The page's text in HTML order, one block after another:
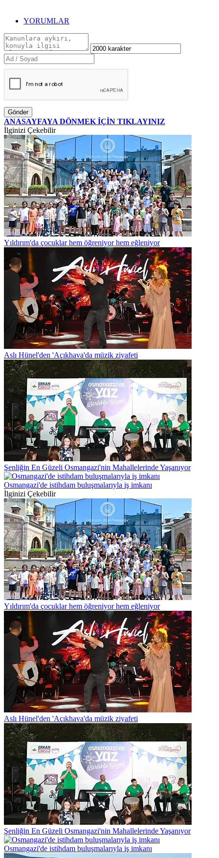
YORUMLAR
Gönder
ANASAYFAYA DÖNMEK İÇİN TIKLAYINIZ
İlginizi Çekebilir
Yıldırım'da çocuklar hem öğreniyor hem eğleniyor
Aslı Hünel'den 'Açıkhava'da müzik ziyafeti
Şenliğin En Güzeli Osmangazi'nin Mahallelerinde Yaşanıyor
Osmangazi'de istihdam buluşmalarıyla iş imkanı
İlginizi Çekebilir
Yıldırım'da çocuklar hem öğreniyor hem eğleniyor
Aslı Hünel'den 'Açıkhava'da müzik ziyafeti
Şenliğin En Güzeli Osmangazi'nin Mahallelerinde Yaşanıyor
Osmangazi'de istihdam buluşmalarıyla iş imkanı